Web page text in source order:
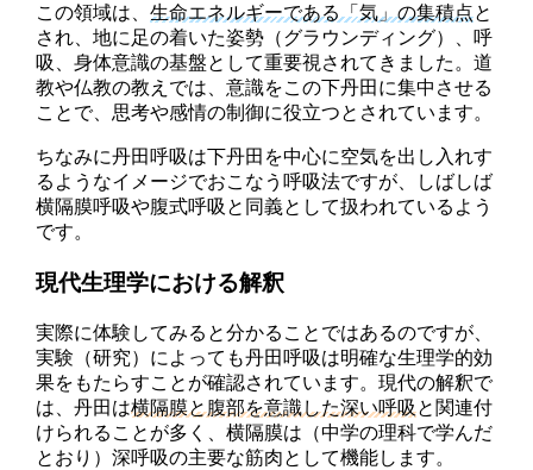
この領域は、生命エネルギーである「気」の集積点と
され、地に足の着いた姿勢（グラウンディング）、呼
吸、身体意識の基盤として重要視されてきました。道
教や仏教の教えでは、意識をこの下丹田に集中させる
ことで、思考や感情の制御に役立つとされています。
ちなみに丹田呼吸は下丹田を中心に空気を出し入れす
るようなイメージでおこなう呼吸法ですが、しばしば
横隔膜呼吸や腹式呼吸と同義として扱われているよう
です。
現代生理学における解釈
実際に体験してみると分かることではあるのですが、
実験（研究）によっても丹田呼吸は明確な生理学的効
果をもたらすことが確認されています。現代の解釈で
は、丹田は横隔膜と腹部を意識した深い呼吸と関連付
けられることが多く、横隔膜は（中学の理科で学んだ
とおり）深呼吸の主要な筋肉として機能します。